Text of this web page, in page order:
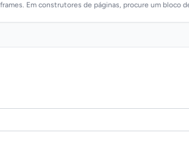
Em construtores de páginas, procure um bloco